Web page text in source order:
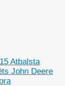
Atbalsta
John Deere